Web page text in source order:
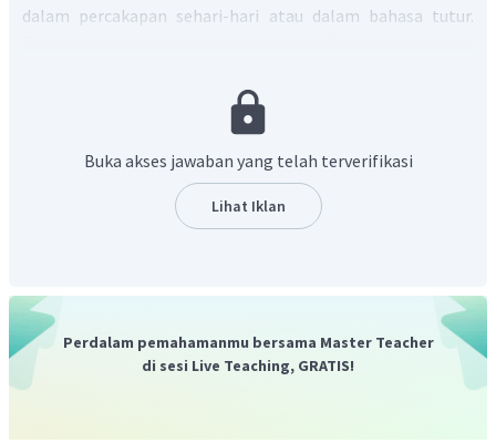
dalam percakapan sehari-hari atau dalam bahasa tutur.
(bentuk tidak baku dari efektif), merk (bentuk tidak baku
dari merek), milyaran (bentuk tidak baku dari miliaran),
tidak baku dari kreatif).
Dapat disimpulkan, kata-kata yang tidak baku dalam
teks tersebut adalah komoditi, efektip, merk, milyaran,
Dengan demikian, jawaban yang tepat adalah pilihan E.
Buka akses jawaban yang telah terverifikasi
Lihat Iklan
Perdalam pemahamanmu bersama Master Teacher
di sesi Live Teaching, GRATIS!